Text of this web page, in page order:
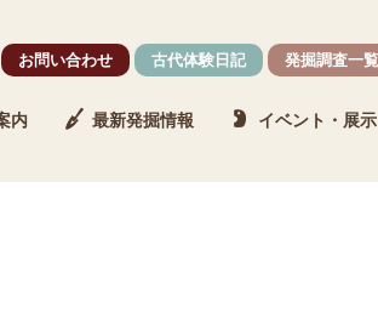
お問い合わせ 古代体験日記 発掘調査一覧
内 最新発掘情報 イベント・展示